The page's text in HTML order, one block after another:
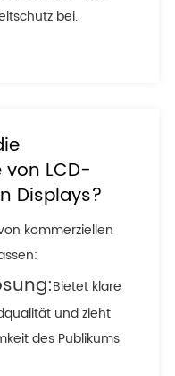
bei.
LCD-
Displays?
kommerziellen
Bietet klare
und zieht
des Publikums